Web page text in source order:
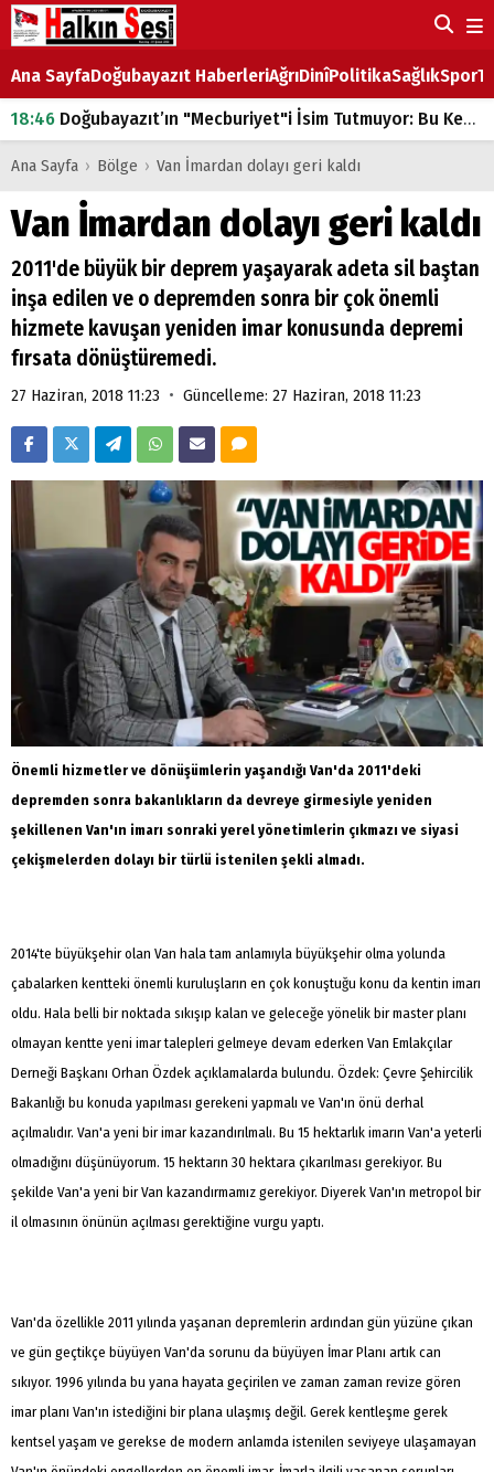
Ana SayfaDoğubayazıt HaberleriAğrıDinîPolitikaSağlıkSpor
18:46 Doğubayazıt’ın "Mecburiyet"i İsim Tutmuyor: Bu Kez de Mem u Zîn Oldu!
07:53Doğubayazıt’ta Ekmek Fiyatlarına Zam
Doğubayazıt'ta çocukların sırtındaki ağır yük
07:00
DEVLET ve HÜKÜMET
18:29
ÇARŞI CADDESİ YAZ BOZ TAHTASI
Ana Sayfa › Bölge › Van İmardan dolayı geri kaldı
Van İmardan dolayı geri kaldı
2011'de büyük bir deprem yaşayarak adeta sil baştan
inşa edilen ve o depremden sonra bir çok önemli
hizmete kavuşan yeniden imar konusunda depremi
fırsata dönüştüremedi.
27 Haziran, 2018 11:23 • Güncelleme: 27 Haziran, 2018 11:23
Önemli hizmetler ve dönüşümlerin yaşandığı Van'da 2011'deki
depremden sonra bakanlıkların da devreye girmesiyle yeniden
şekillenen Van'ın imarı sonraki yerel yönetimlerin çıkmazı ve siyasi
çekişmelerden dolayı bir türlü istenilen şekli almadı.
2014'te büyükşehir olan Van hala tam anlamıyla büyükşehir olma yolunda
çabalarken kentteki önemli kuruluşların en çok konuştuğu konu da kentin imarı
oldu. Hala belli bir noktada sıkışıp kalan ve geleceğe yönelik bir master planı
olmayan kentte yeni imar talepleri gelmeye devam ederken Van Emlakçılar
Derneği Başkanı Orhan Özdek açıklamalarda bulundu. Özdek: Çevre Şehircilik
Bakanlığı bu konuda yapılması gerekeni yapmalı ve Van'ın önü derhal
açılmalıdır. Van'a yeni bir imar kazandırılmalı. Bu 15 hektarlık imarın Van'a yeterli
olmadığını düşünüyorum. 15 hektarın 30 hektara çıkarılması gerekiyor. Bu
şekilde Van'a yeni bir Van kazandırmamız gerekiyor. Diyerek Van'ın metropol bir
il olmasının önünün açılması gerektiğine vurgu yaptı.
Van'da özellikle 2011 yılında yaşanan depremlerin ardından gün yüzüne çıkan
ve gün geçtikçe büyüyen Van'da sorunu da büyüyen İmar Planı artık can
sıkıyor. 1996 yılında bu yana hayata geçirilen ve zaman zaman revize gören
imar planı Van'ın istediğini bir plana ulaşmış değil. Gerek kentleşme gerek
kentsel yaşam ve gerekse de modern anlamda istenilen seviyeye ulaşamayan